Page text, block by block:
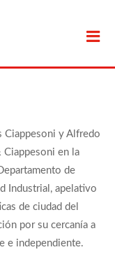
Ciappesoni y Alfredo
Ciappesoni en la
de
Industrial, apelativo
de ciudad del
por su cercanía a
e independiente.